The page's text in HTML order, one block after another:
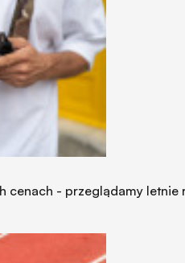
cenach - przeglądamy letnie